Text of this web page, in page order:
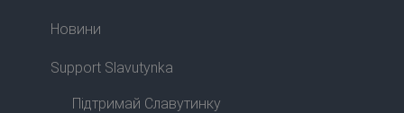
Новини
Support Slavutynka
Підтримай Славутинку